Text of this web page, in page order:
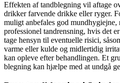
Effekten af tandblegning vil aftage
drikker farvende drikke eller ryger.
muligt anbefales god
professionel tandrensning, hvis det
tage hensyn til eventuelle risici,
varme eller kulde og midlertidig
kan opleve efter behandlingen. Et
blegning kan hjælpe med at undgå